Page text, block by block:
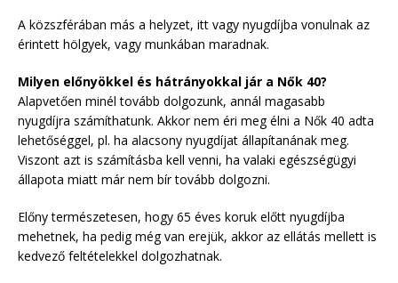
A közszférában más a helyzet, itt vagy nyugdíjba vonulnak az
érintett hölgyek, vagy munkában maradnak.
Milyen előnyökkel és hátrányokkal jár a Nők 40?
Alapvetően minél tovább dolgozunk, annál magasabb
nyugdíjra számíthatunk. Akkor nem éri meg élni a Nők 40 adta
lehetőséggel, pl. ha alacsony nyugdíjat állapítanának meg.
Viszont azt is számításba kell venni, ha valaki egészségügyi
állapota miatt már nem bír tovább dolgozni.
Előny természetesen, hogy 65 éves koruk előtt nyugdíjba
mehetnek, ha pedig még van erejük, akkor az ellátás mellett is
kedvező feltételekkel dolgozhatnak.